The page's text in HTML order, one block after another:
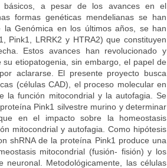
básicos, a pesar de los avances en el
formas genéticas mendelianas se han
Genómica en los últimos años, se han
Pink1, LRRK2 y HTRA2) que constituyen
Estos avances han revolucionado y
etiopatogenia, sin embargo, el papel de
aclararse. El presente proyecto busca
(células CAD), el proceso molecular en
la función mitocondrial y la autofagia. Se
Pink1 silvestre murino y determinar
en el impacto sobre la homeostasis
mitocondrial y autofagia. Como hipótesis
shRNA de la proteína Pink1 produce una
mitocondrial (fusión- fisión) y los
Metodológicamente, las células